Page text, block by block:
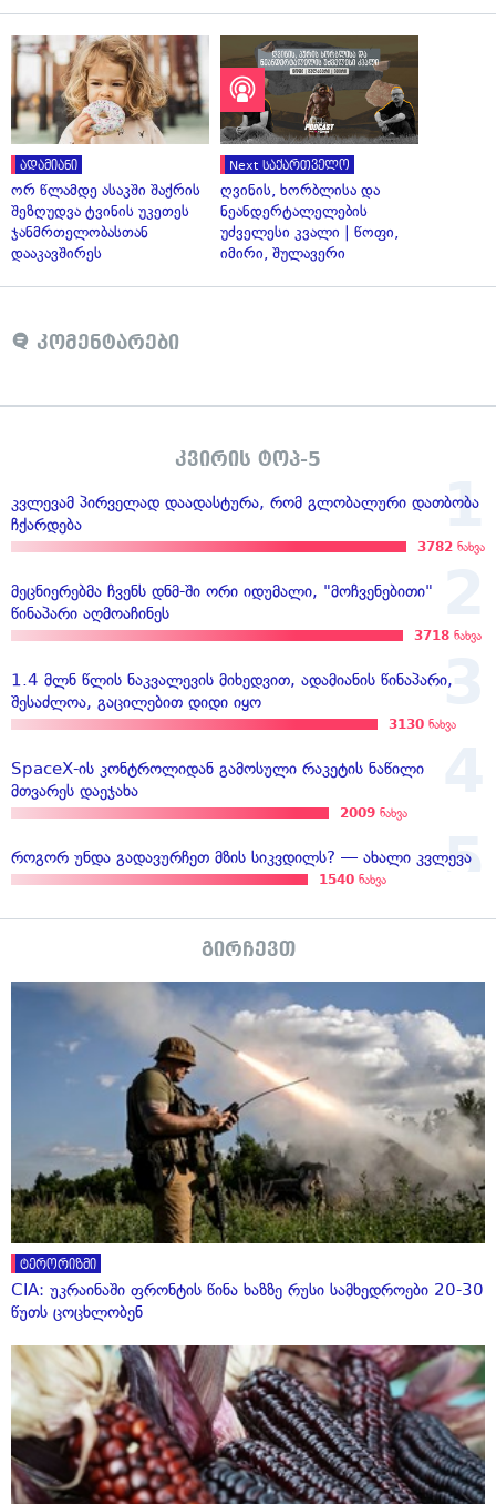
ადამიანი
ორ წლამდე ასაკში შაქრის
შეზღუდვა ტვინის უკეთეს
ჯანმრთელობასთან
დააკავშირეს
Next საქართველო
ღვინის, ხორბლისა და
ნეანდერტალელების
უძველესი კვალი | წოფი,
იმირი, შულავერი
კომენტარები
კვირის ტოპ-5
კვლევამ პირველად დაადასტურა, რომ გლობალური დათბობა
ჩქარდება
3782 ნახვა
მეცნიერებმა ჩვენს დნმ-ში ორი იდუმალი, "მოჩვენებითი"
წინაპარი აღმოაჩინეს
3718 ნახვა
1.4 მლნ წლის ნაკვალევის მიხედვით, ადამიანის წინაპარი,
შესაძლოა, გაცილებით დიდი იყო
3130 ნახვა
SpaceX-ის კონტროლიდან გამოსული რაკეტის ნაწილი
მთვარეს დაეჯახა
2009 ნახვა
როგორ უნდა გადავურჩეთ მზის სიკვდილს? — ახალი კვლევა
1540 ნახვა
გირჩევთ
ტერორიზმი
CIA: უკრაინაში ფრონტის წინა ხაზზე რუსი სამხედროები 20-30
წუთს ცოცხლობენ